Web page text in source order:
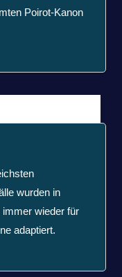
Poirot-Kanon
wurden in
wieder für
adaptiert.